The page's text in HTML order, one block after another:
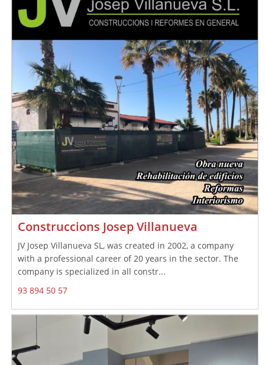
Construccions Josep Villanueva
JV Josep Villanueva SL, was created in 2002, a company
with a professional career of 20 years in the sector. The
company is specialized in all constr...
93 894 50 57